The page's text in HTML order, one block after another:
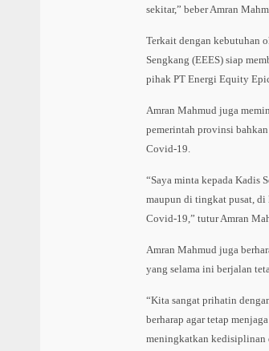
sekitar,” beber Amran
Terkait dengan kebutuhan
Sengkang (EEES) siap
pihak PT Energi Equity
Amran Mahmud juga
pemerintah provinsi
Covid-19.
“Saya minta kepada Kadis
maupun di tingkat pusat, di
Covid-19,” tutur Amran
Amran Mahmud juga
yang selama ini berjalan
“Kita sangat prihatin
berharap agar tetap
meningkatkan kedisiplinan